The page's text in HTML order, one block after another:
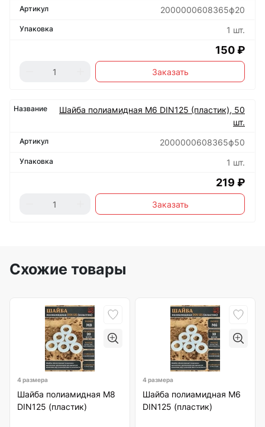
2000000608365ф20
1 шт.
150 ₽
Заказать
Шайба полиамидная М6 DIN125 (пластик), 50
шт.
2000000608365ф50
1 шт.
219 ₽
Заказать
Схожие товары
4 размера
Шайба полиамидная М8
DIN125 (пластик)
4 размера
Шайба полиамидная М6
DIN125 (пластик)